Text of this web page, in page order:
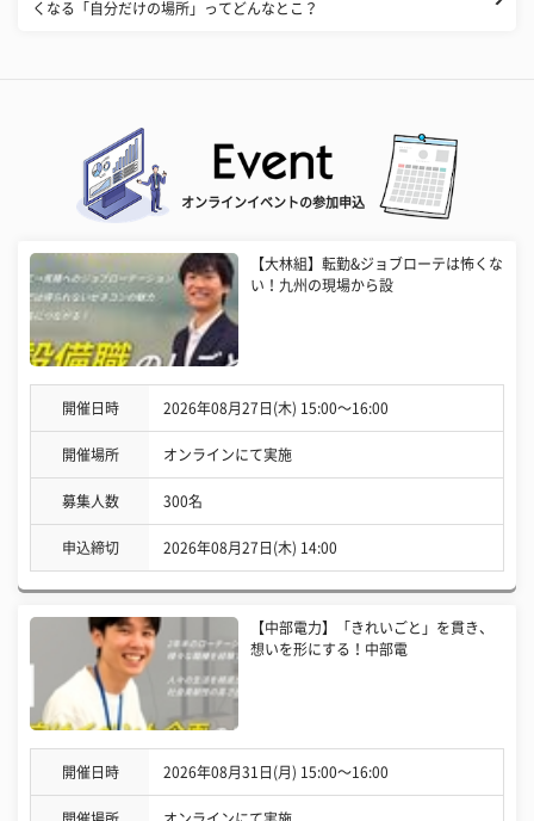
くなる「自分だけの場所」ってどんなとこ？
オンラインイベントの参加申込
【大林組】転勤&ジョブローテは怖くな
い！九州の現場から設
開催日時 2026年08月27日(木) 15:00〜16:00
開催場所 オンラインにて実施
募集人数 300名
申込締切 2026年08月27日(木) 14:00
【中部電力】「きれいごと」を貫き、
想いを形にする！中部電
開催日時 2026年08月31日(月) 15:00〜16:00